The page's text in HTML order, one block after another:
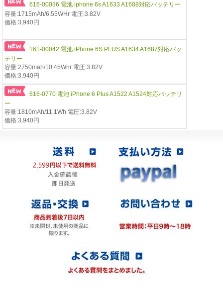
616-00036 電池 iphone 6s A1633 A1688対応バッテリー
容量:1715mAh/6.55WHr 電圧:3.82V
価格:3,940円
161-00042 電池 iPhone 6S PLUS A1634 A1687対応バッ
テリー
容量:2750mah/10.45Whr 電圧:3.82V
価格:3,940円
616-0770 電池 iPhone 6 Plus A1522 A1524対応バッテリ
ー
容量:1810mAh/11.1Wh 電圧:3.82V
価格:3,940円